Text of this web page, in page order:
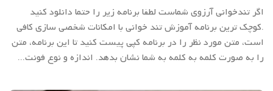
اگر تندخوانی آرزوی شماست لطفا برنامه زیر را حتما دانلود کنید
.کوچک ترین برنامه آموزش تند خوانی با امکانات شخصی سازی کافی
است، متن مورد نظر را در برنامه کپی پیست کنید تا این برنامه، متن
را به صورت کلمه به کلمه به شما نشان بدهد. اندازه و نوع فونت...